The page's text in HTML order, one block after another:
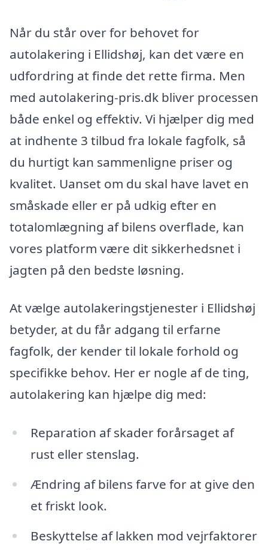
Når du står over for behovet for
autolakering i Ellidshøj, kan det være en
udfordring at finde det rette firma. Men
med autolakering-pris.dk bliver processen
både enkel og effektiv. Vi hjælper dig med
at indhente 3 tilbud fra lokale fagfolk, så
du hurtigt kan sammenligne priser og
kvalitet. Uanset om du skal have lavet en
småskade eller er på udkig efter en
totalomlægning af bilens overflade, kan
vores platform være dit sikkerhedsnet i
jagten på den bedste løsning.
At vælge autolakeringstjenester i Ellidshøj
betyder, at du får adgang til erfarne
fagfolk, der kender til lokale forhold og
specifikke behov. Her er nogle af de ting,
autolakering kan hjælpe dig med:
Reparation af skader forårsaget af
rust eller stenslag.
Ændring af bilens farve for at give den
et friskt look.
Beskyttelse af lakken mod vejrfaktorer